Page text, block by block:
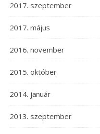
2017. szeptember
2017. május
2016. november
2015. október
2014. január
2013. szeptember